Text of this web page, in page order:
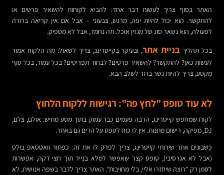
האתר בסוף צריך לעשות דבר אחד: להביא לקוחות להשאיר פרטים או
להתקשר. הוא יכול להיות יפה, מרגש, צבעוני – אבל אם אין קריאה ברורה
לפעולה, הוא נשאר סוג של מגזין אוכל. וזה נחמד, אבל לא מספיק.
בכל תהליך בניית אתר, ובעיקר בקייטרינג, צריך לשאול: מה הלקוח אמור
לעשות כאן? להתקשר? להשאיר פרטים? לבחור תפריטים? בכל עמוד, בכל סוף
מקטע, צריך להיות גשר ברור לשלב הבא.
לא עוד טופס "לחץ פה": רגישות ללקוח הלחוץ
לקוח שמחפש קייטרינג, הרבה פעמים כבר עמוק בתוך מסע מתיש: אולם, צלם,
DJ, מפיקה, רישום מתנות. אין לו כוח לטפס על הרים גם באתר.
כשבונים אתר שירותי קייטרינג, צריך לפרק לו את זה: כפתור וואטסאפ בולט
(אבל לא אגרסיבי), טופס קצר שאפשר למלא בנייד תוך חצי דקה, אפשרות
לסמן רק "רוצה שיחזרו אליי, בלי מחויבות". האתר צריך לדבר בשפה אנושית, לא